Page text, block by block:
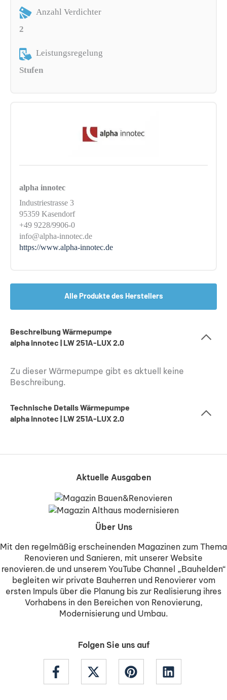
Anzahl Verdichter
2
Leistungsregelung
Stufen
alpha innotec
Industriestrasse 3
95359 Kasendorf
+49 9228/9906-0
info@alpha-innotec.de
https://www.alpha-innotec.de
Alle Produkte des Herstellers
Beschreibung Wärmepumpe
alpha innotec | LW 251A-LUX 2.0
Zu dieser Wärmepumpe gibt es aktuell keine
Beschreibung.
Technische Details Wärmepumpe
alpha innotec | LW 251A-LUX 2.0
Aktuelle Ausgaben
Über Uns
Mit den regelmäßig erscheinenden Magazinen zum Thema
Renovieren und Sanieren, mit unserer Website
renovieren.de und unserem YouTube Channel „Bauhelden“
begleiten wir private Bauherren und Renovierer vom
ersten Impuls über die Planung bis zur Realisierung ihres
Vorhabens in den Bereichen von Renovierung,
Modernisierung und Umbau.
Folgen Sie uns auf